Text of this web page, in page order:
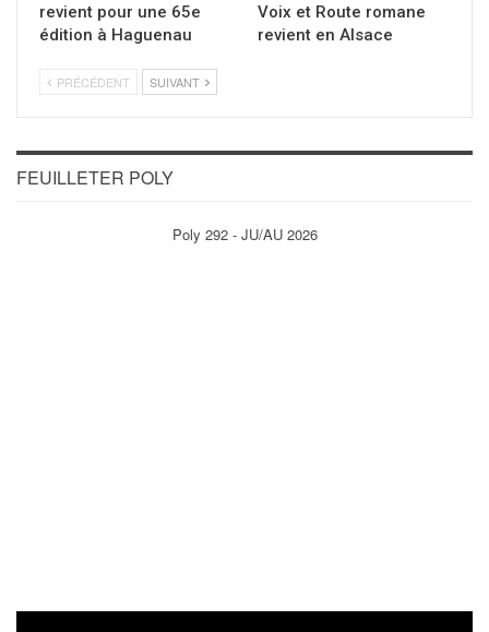
revient pour une 65e
édition à Haguenau
Voix et Route romane
revient en Alsace
PRÉCÉDENT SUIVANT
FEUILLETER POLY
Poly 292 - JU/AU 2026